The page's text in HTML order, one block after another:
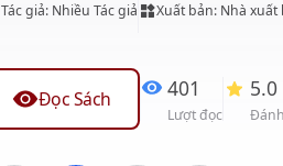
Tác giả: Nhiều Tác giả Xuất bản: Nhà xuất
Đọc Sách 401
Lượt đọc
5.0